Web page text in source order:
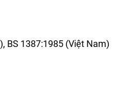
BS 1387:1985 (Việt Nam)